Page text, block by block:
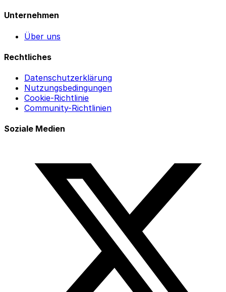
Unternehmen
Über uns
Rechtliches
Datenschutzerklärung
Nutzungsbedingungen
Cookie-Richtlinie
Community-Richtlinien
Soziale Medien